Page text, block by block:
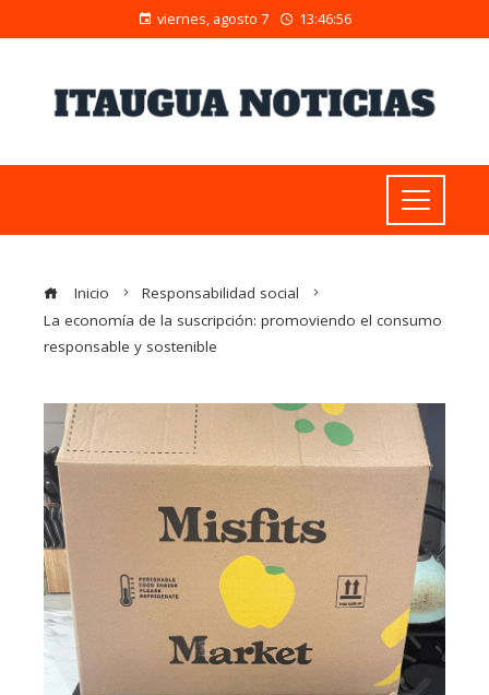
viernes, agosto 7 13:46:57
Inicio
Responsabilidad social
La economía de la suscripción: promoviendo el consumo
responsable y sostenible